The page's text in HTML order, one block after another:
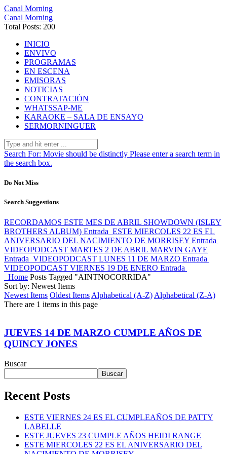
Canal Morning
Canal Morning
Total Posts: 200
INICIO
ENVIVO
PROGRAMAS
EN ESCENA
EMISORAS
NOTICIAS
CONTRATACIÓN
WHATSSAP-ME
KARAOKE – SALA DE ENSAYO
SERMORNINGUER
Search For: Movie should be distinctly Please enter a search term in
the search box.
Do Not Miss
Search Suggestions
RECORDAMOS ESTE MES DE ABRIL SHOWDOWN (ISLEY
BROTHERS ALBUM) Entrada ESTE MIERCOLES 22 ES EL
ANIVERSARIO DEL NACIMIENTO DE MORRISEY Entrada
VIDEOPODCAST MARTES 2 DE ABRIL MARVIN GAYE
Entrada VIDEOPODCAST LUNES 11 DE MARZO Entrada
VIDEOPODCAST VIERNES 19 DE ENERO Entrada
Home Posts Tagged "AINTNOCORRIDA"
Sort by: Newest Items
Newest Items Oldest Items Alphabetical (A-Z) Alphabetical (Z-A)
There are 1 items in this page
JUEVES 14 DE MARZO CUMPLE AÑOS DE
QUINCY JONES
Buscar
Buscar
Recent Posts
ESTE VIERNES 24 ES EL CUMPLEAÑOS DE PATTY
LABELLE
ESTE JUEVES 23 CUMPLE AÑOS HEIDI RANGE
ESTE MIERCOLES 22 ES EL ANIVERSARIO DEL